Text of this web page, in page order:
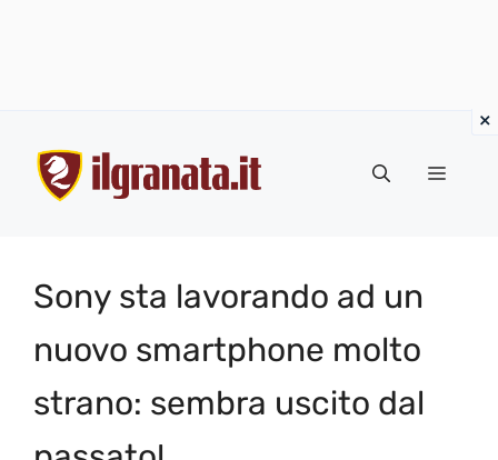
contenuto
Menu
Sony sta lavorando ad un
nuovo smartphone molto
strano: sembra uscito dal